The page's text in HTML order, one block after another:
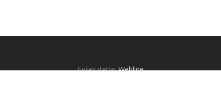
Fejlesztette:Webline